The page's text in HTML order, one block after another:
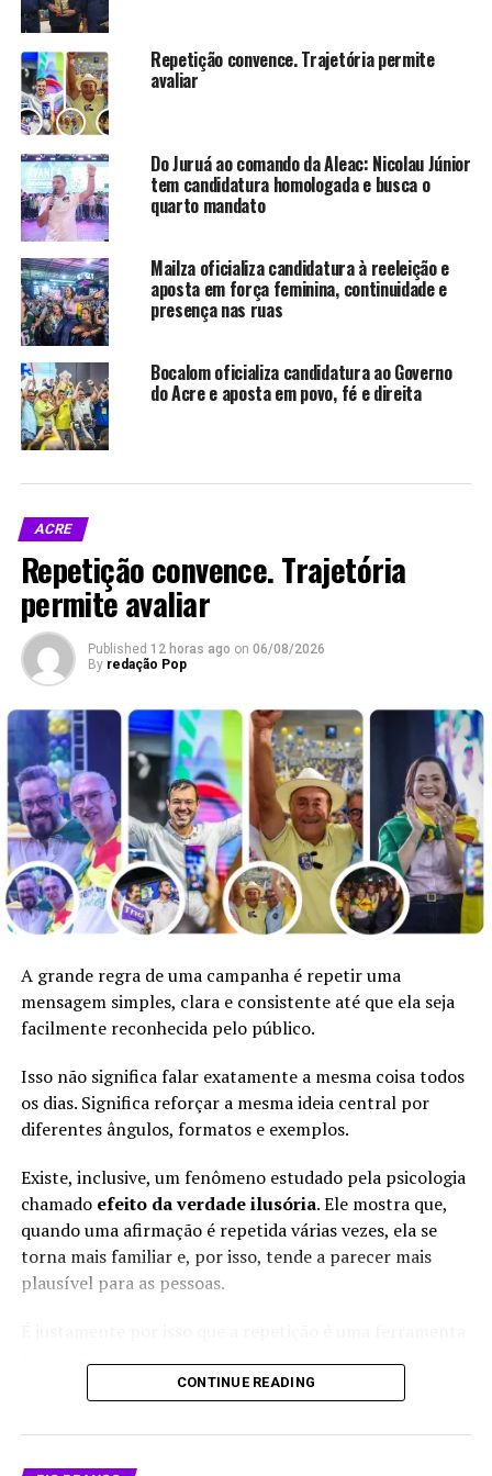
local e promove as tradições culturais do estado,
contribuindo para o desenvolvimento sustentável.
O calendário inclui ainda eventos de grande porte, como
o Carnaval e as edições da Expoacre em Rio Branco e no
ações integram atividades culturais, tecnológicas e
ecológicas, consolidando o Acre como destino turístico
diversificado.
Com essa iniciativa, o governo busca fortalecer o setor
turístico como pilar estratégico para a economia local,
promovendo as riquezas culturais e naturais do estado
para públicos de diferentes partes do Brasil e do
exterior.
Fonte: Agência de Notícias do Acre Foto: Marcos
Vicentti/Secom
Compartilhe isso:
X
WhatsApp LinkedIn
Telegram
Relacionado
impulsiona festivais culturais
e movimenta economia no
Acre
Em "Cultura"
posição no Turismo Nacional
e Internacional
Em "Política"
V Festival Atsa Puyanawa
celebra a cultura indígena
em Mâncio Lima, no Acre
Em "Cultura"
investe R$ 4,5 milhões em mosquitos geneticamente
modificados
Repetição convence. Trajetória permite
avaliar
Do Juruá ao comando da Aleac: Nicolau Júnior
tem candidatura homologada e busca o
quarto mandato
Mailza oficializa candidatura à reeleição e
aposta em força feminina, continuidade e
presença nas ruas
Bocalom oficializa candidatura ao Governo
do Acre e aposta em povo, fé e direita
ACRE
Repetição convence. Trajetória
permite avaliar
Published 12 horas ago on 06/08/2026
By redação Pop
A grande regra de uma campanha é repetir uma
mensagem simples, clara e consistente até que ela seja
facilmente reconhecida pelo público.
Isso não significa falar exatamente a mesma coisa todos
os dias. Significa reforçar a mesma ideia central por
diferentes ângulos, formatos e exemplos.
Existe, inclusive, um fenômeno estudado pela psicologia
chamado efeito da verdade ilusória. Ele mostra que,
quando uma afirmação é repetida várias vezes, ela se
torna mais familiar e, por isso, tende a parecer mais
plausível para as pessoas.
Mas há uma diferença fundamental: em uma
comunicação ética, a repetição serve para fixar uma
CONTINUE READING